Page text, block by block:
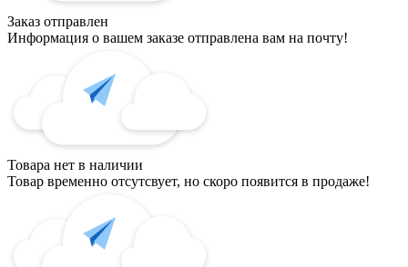
Заказ отправлен
Информация о вашем заказе отправлена вам на почту!
Товара нет в наличии
Товар временно отсутсвует, но скоро появится в продаже!